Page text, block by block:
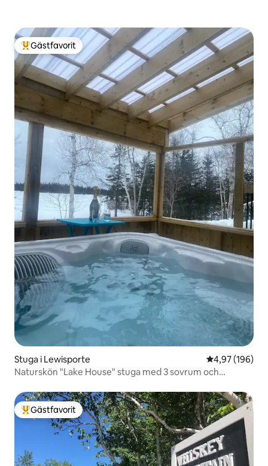
Populär gästfavorit
Gästfavorit
Stuga i Lewisporte 4,97 av 5 i
4,97 (196)
Naturskön "Lake House" stuga med 3 sovrum och
Populär gästfavorit
Gästfavorit